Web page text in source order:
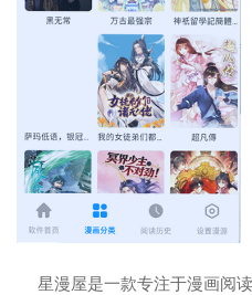
星漫屋是一款专注于漫画阅